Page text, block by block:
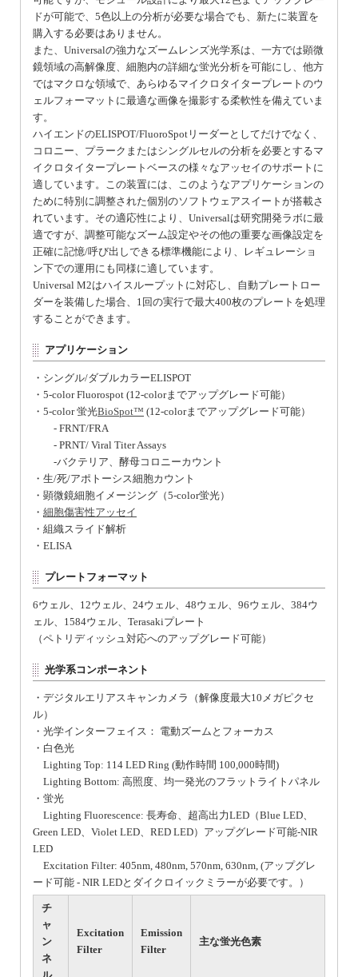
ドが可能で、5色以上の分析が必要な場合でも、新たに装置を
購入する必要はありません。
また、Universalの強力なズームレンズ光学系は、一方では顕微
鏡領域の高解像度、細胞内の詳細な蛍光分析を可能にし、他方
ではマクロな領域で、あらゆるマイクロタイタープレートのウ
ェルフォーマットに最適な画像を撮影する柔軟性を備えていま
す。
ハイエンドのELISPOT/FluoroSpotリーダーとしてだけでなく、
コロニー、プラークまたはシングルセルの分析を必要とするマ
イクロタイタープレートベースの様々なアッセイのサポートに
適しています。この装置には、このようなアプリケーションの
ために特別に調整された個別のソフトウェアスイートが搭載さ
れています。その適応性により、Universalは研究開発ラボに最
適ですが、調整可能なズーム設定やその他の重要な画像設定を
正確に記憶/呼び出しできる標準機能により、レギュレーショ
ン下での運用にも同様に適しています。
Universal M2はハイスループットに対応し、自動プレートロー
ダーを装備した場合、1回の実行で最大400枚のプレートを処理
することができます。
アプリケーション
・シングル/ダブルカラーELISPOT
・5-color Fluorospot (12-colorまでアップグレード可能）
・5-color 蛍光BioSpot™ (12-colorまでアップグレード可能）
- FRNT/FRA
- PRNT/ Viral Titer Assays
-バクテリア、酵母コロニーカウント
・生/死/アポトーシス細胞カウント
・顕微鏡細胞イメージング（5-color蛍光）
・ 細胞傷害性アッセイ
・組織スライド解析
・ELISA
プレートフォーマット
6ウェル、12ウェル、24ウェル、48ウェル、96ウェル、384ウ
ェル、1584ウェル、Terasakiプレート
（ペトリディッシュ対応へのアップグレード可能）
光学系コンポーネント
・デジタルエリアスキャンカメラ（解像度最大10メガピクセ
ル）
・光学インターフェイス： 電動ズームとフォーカス
・白色光
Lighting Top: 114 LED Ring (動作時間 100,000時間)
Lighting Bottom: 高照度、均一発光のフラットライトパネル
・蛍光
Lighting Fluorescence: 長寿命、超高出力LED（Blue LED、
Green LED、Violet LED、RED LED）アップグレード可能-NIR
LED
Excitation Filter: 405nm, 480nm, 570nm, 630nm, (アップグレ
ード可能 - NIR LEDとダイクロイックミラーが必要です。）
チ
ャ
ン
ネ
Excitation
Filter
Emission
Filter
主な蛍光色素